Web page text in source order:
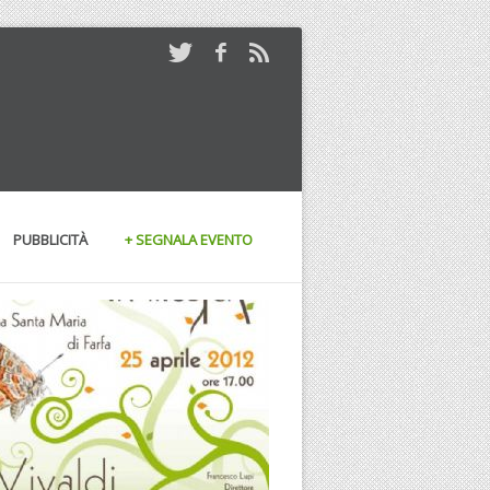
PUBBLICITÀ + SEGNALA EVENTO